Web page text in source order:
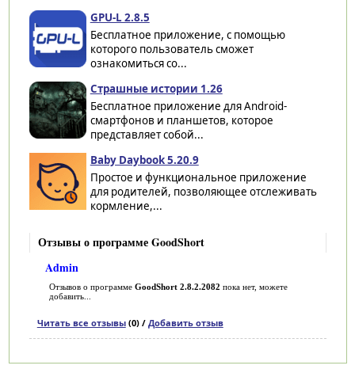
GPU-L 2.8.5
Бесплатное приложение, с помощью
которого пользователь сможет
ознакомиться со...
Страшные истории 1.26
Бесплатное приложение для Android-
смартфонов и планшетов, которое
представляет собой...
Baby Daybook 5.20.9
Простое и функциональное приложение
для родителей, позволяющее отслеживать
кормление,...
Отзывы о программе GoodShort
Admin
Отзывов о программе GoodShort 2.8.2.2082 пока нет, можете
добавить...
Читать все отзывы(0) / Добавить отзыв